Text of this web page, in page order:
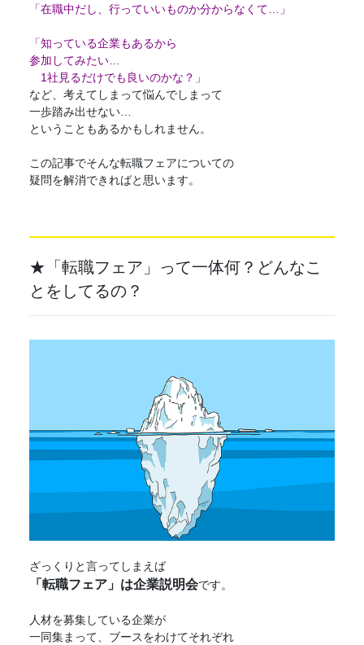
「在職中だし、行っていいものか分からなくて…」
「知っている企業もあるから
参加してみたい…
1社見るだけでも良いのかな？」
など、考えてしまって悩んでしまって
一歩踏み出せない…
ということもあるかもしれません。
この記事でそんな転職フェアについての
疑問を解消できればと思います。
★「 転職フェア 」って一体何？どんなこ
とをしてるの？
ざっくりと言ってしまえば
「 転職フェア」は企業説明会です。
人材を募集している企業が
一同集まって、ブースをわけてそれぞれ